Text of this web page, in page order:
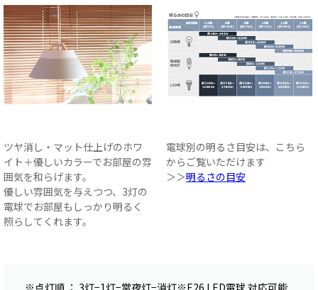
ツヤ消し・マット仕上げのホワ
イト＋優しいカラーでお部屋の雰
囲気を和らげます。
優しい雰囲気を与えつつ、3灯の
電球でお部屋もしっかり明るく
照らしてくれます。
電球別の明るさ目安は、こちら
からご覧いただけます
＞＞明るさの目安